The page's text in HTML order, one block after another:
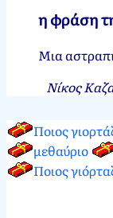
η φράση
Μια
Νίκος
Ποιος
μεθαύριο
Ποιος